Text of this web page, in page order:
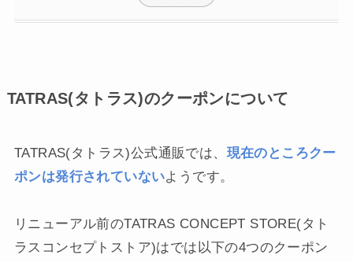
TATRAS(タトラス)のクーポンについて
TATRAS(タトラス)公式通販では、 現在のところクー
ポンは発行されていないようです。
リニューアル前のTATRAS CONCEPT STORE(タト
ラスコンセプトストア)はでは以下の4つのクーポン